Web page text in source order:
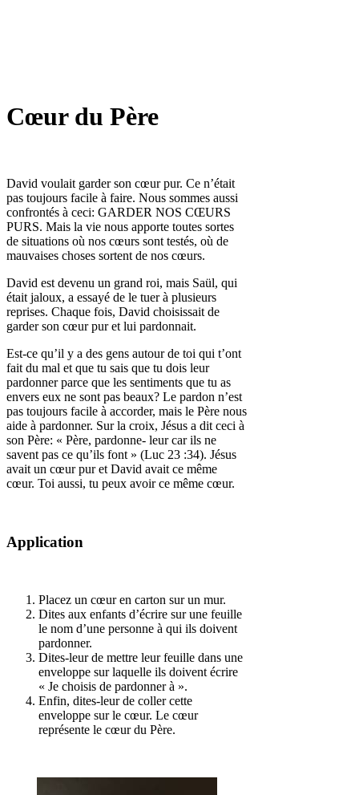
Cœur du Père
David voulait garder son cœur pur. Ce n’était
pas toujours facile à faire. Nous sommes aussi
confrontés à ceci: GARDER NOS CŒURS
PURS. Mais la vie nous apporte toutes sortes
de situations où nos cœurs sont testés, où de
mauvaises choses sortent de nos cœurs.
David est devenu un grand roi, mais Saül, qui
était jaloux, a essayé de le tuer à plusieurs
reprises. Chaque fois, David choisissait de
garder son cœur pur et lui pardonnait.
Est-ce qu’il y a des gens autour de toi qui t’ont
fait du mal et que tu sais que tu dois leur
pardonner parce que les sentiments que tu as
envers eux ne sont pas beaux? Le pardon n’est
pas toujours facile à accorder, mais le Père nous
aide à pardonner. Sur la croix, Jésus a dit ceci à
son Père: « Père, pardonne- leur car ils ne
savent pas ce qu’ils font » (Luc 23 :34). Jésus
avait un cœur pur et David avait ce même
cœur. Toi aussi, tu peux avoir ce même cœur.
Application
Placez un cœur en carton sur un mur.
Dites aux enfants d’écrire sur une feuille
le nom d’une personne à qui ils doivent
pardonner.
Dites-leur de mettre leur feuille dans une
enveloppe sur laquelle ils doivent écrire
« Je choisis de pardonner à ».
Enfin, dites-leur de coller cette
enveloppe sur le cœur. Le cœur
représente le cœur du Père.